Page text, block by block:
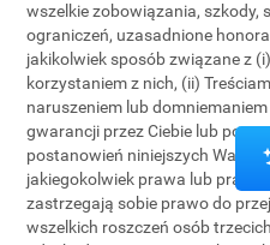
wszelkie zobowiązania, szkody,
ograniczeń, uzasadnione
jakikolwiek sposób związane z
korzystaniem z nich, (ii)
naruszeniem lub
gwarancji przez Ciebie lub
postanowień niniejszych
jakiegokolwiek prawa lub praw
zastrzegają sobie prawo do
wszelkich roszczeń osób